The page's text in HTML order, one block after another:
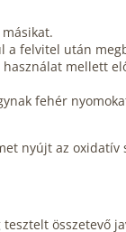
a felvitel után
mellett
fehér
nyújt az
összetevő